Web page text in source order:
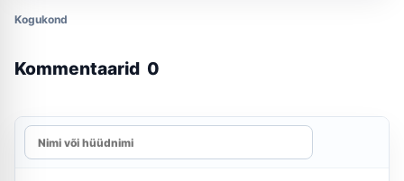
Kogukond
Kommentaarid 0